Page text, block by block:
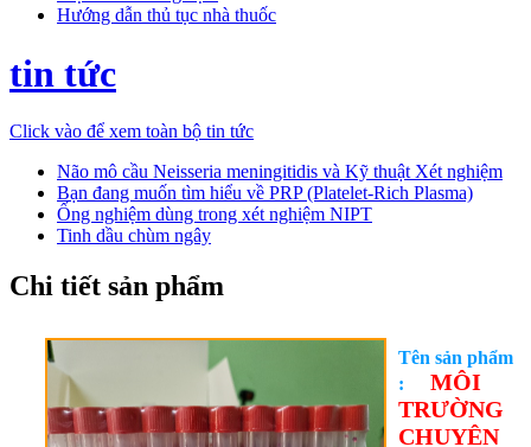
Hướng dẫn thủ tục nhà thuốc
tin tức
Click vào để xem toàn bộ tin tức
Não mô cầu Neisseria meningitidis và Kỹ thuật Xét nghiệm
Bạn đang muốn tìm hiểu về PRP (Platelet-Rich Plasma)
Ống nghiệm dùng trong xét nghiệm NIPT
Tinh dầu chùm ngây
Chi tiết sản phẩm
Tên sản phẩm
:
MÔI
TRƯỜNG
CHUYÊN